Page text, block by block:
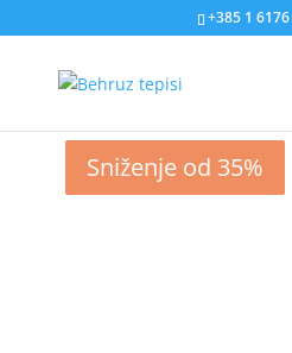
+385 1
Sniženje od 51%
Sniženje od 22%
Sniženje od 43%
Sniženje od 35%